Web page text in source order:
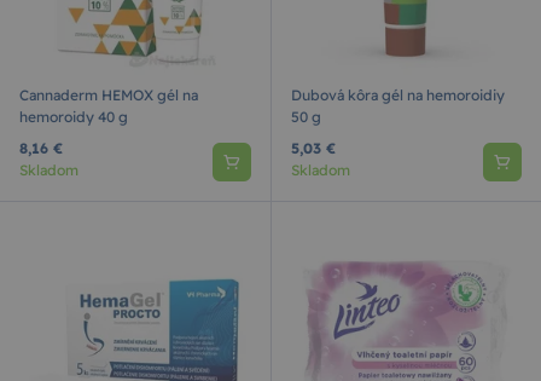
Cannaderm HEMOX gél na
hemoroidy 40 g
8,16 €
Skladom
Dubová kôra gél na hemoroidiy
50 g
5,03 €
Skladom